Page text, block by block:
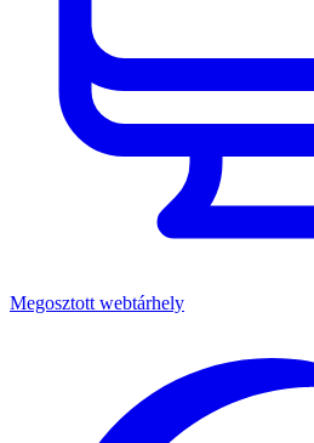
Megosztott webtárhely